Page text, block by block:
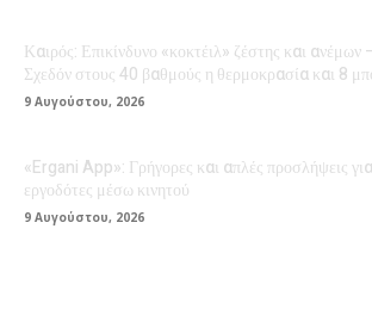
Καιρός: Επικίνδυνο «κοκτέιλ» ζέστης και ανέμων
Σχεδόν στους 40 βαθμούς η θερμοκρασία και 8
9 Αυγούστου, 2026
«Ergani App»: Γρήγορες και απλές προσλήψεις για
εργοδότες μέσω κινητού
9 Αυγούστου, 2026